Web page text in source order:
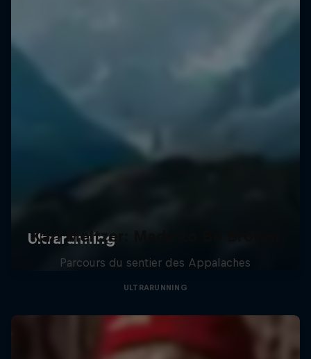
Karl Meltzer: Made to Be Broken
Parcours du sentier des Appalaches
ULTRARUNNING